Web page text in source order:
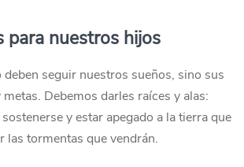
para nuestros hijos
seguir nuestros sueños, sino sus
Debemos darles raíces y alas:
y estar apegado a la tierra que
las tormentas que vendrán.